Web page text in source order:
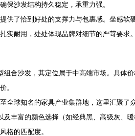
保沙发结构持久稳定，承重力强。
供了恰到好处的支撑力与包裹感。坐感软
实耐用，处处体现品牌对细节的严苛要求。
组合沙发，其定位属于中高端市场。具
。
全球知名的家具产业集群地，这里汇聚了
及丰富的颜色选择（如经典黑、高级灰
格的匹配度。